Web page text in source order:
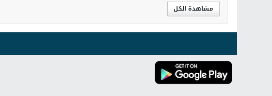
مشاهدة الكل